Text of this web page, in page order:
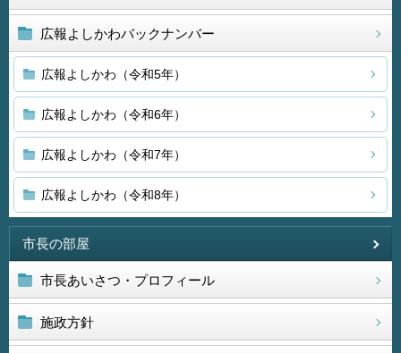
広報よしかわバックナンバー
広報よしかわ（令和5年）
広報よしかわ（令和6年）
広報よしかわ（令和7年）
広報よしかわ（令和8年）
市長の部屋
市長あいさつ・プロフィール
施政方針